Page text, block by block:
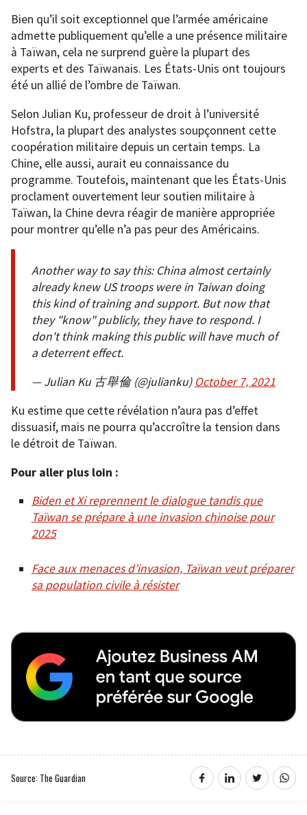
Bien qu’il soit exceptionnel que l’armée américaine
admette publiquement qu’elle a une présence militaire
à Taïwan, cela ne surprend guère la plupart des
experts et des Taïwanais. Les États-Unis ont toujours
été un allié de l’ombre de Taïwan.
Selon Julian Ku, professeur de droit à l’université
Hofstra, la plupart des analystes soupçonnent cette
coopération militaire depuis un certain temps. La
Chine, elle aussi, aurait eu connaissance du
programme. Toutefois, maintenant que les États-Unis
proclament ouvertement leur soutien militaire à
Taïwan, la Chine devra réagir de manière appropriée
pour montrer qu’elle n’a pas peur des Américains.
Another way to say this: China almost certainly
already knew US troops were in Taiwan doing
this kind of training and support. But now that
they "know" publicly, they have to respond. I
don't think making this public will have much of
a deterrent effect.
— Julian Ku 古舉倫 (@julianku) October 7, 2021
Ku estime que cette révélation n’aura pas d’effet
dissuasif, mais ne pourra qu’accroître la tension dans
le détroit de Taïwan.
Pour aller plus loin :
Biden et Xi reprennent le dialogue tandis que
Taïwan se prépare à une invasion chinoise pour
2025
Face aux menaces d’invasion, Taïwan veut préparer
sa population civile à résister
Source: The Guardian